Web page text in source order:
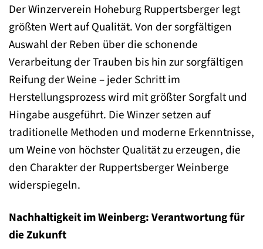
Der Winzerverein Hoheburg Ruppertsberger legt
größten Wert auf Qualität. Von der sorgfältigen
Auswahl der Reben über die schonende
Verarbeitung der Trauben bis hin zur sorgfältigen
Reifung der Weine – jeder Schritt im
Herstellungsprozess wird mit größter Sorgfalt und
Hingabe ausgeführt. Die Winzer setzen auf
traditionelle Methoden und moderne Erkenntnisse,
um Weine von höchster Qualität zu erzeugen, die
den Charakter der Ruppertsberger Weinberge
widerspiegeln.
Nachhaltigkeit im Weinberg: Verantwortung für
die Zukunft